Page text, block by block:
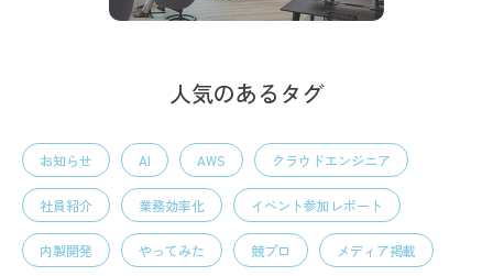
人気のあるタグ
お知らせ AI AWS クラウドエンジニア
社員紹介 業務効率化 イベント参加レポート
内製開発 やってみた 競プロ メディア掲載